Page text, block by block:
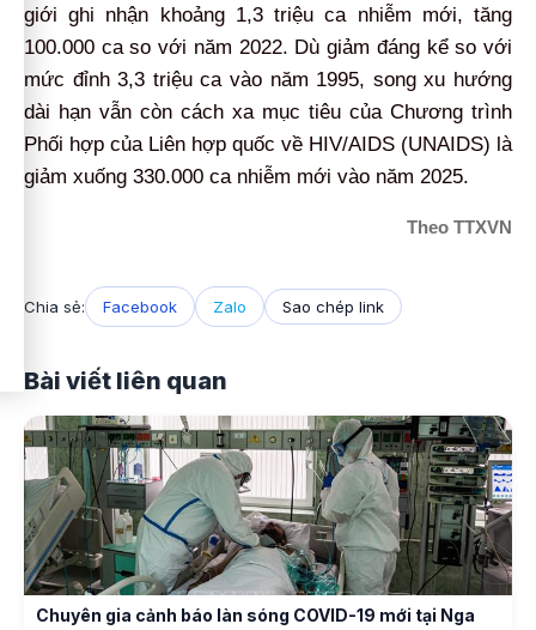
giới ghi nhận khoảng 1,3 triệu ca nhiễm mới, tăng
100.000 ca so với năm 2022. Dù giảm đáng kể so với
mức đỉnh 3,3 triệu ca vào năm 1995, song xu hướng
dài hạn vẫn còn cách xa mục tiêu của Chương trình
Phối hợp của Liên hợp quốc về HIV/AIDS (UNAIDS) là
giảm xuống 330.000 ca nhiễm mới vào năm 2025.
Theo TTXVN
Chia sẻ: Facebook Zalo Sao chép link
Bài viết liên quan
Chuyên gia cảnh báo làn sóng COVID-19 mới tại Nga